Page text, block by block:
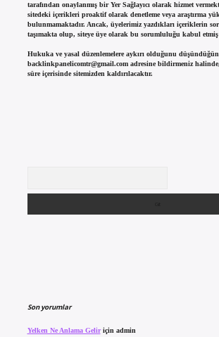
tarafından onaylanmış bir Yer Sağlayıcı olarak hizmet
sitedeki içerikleri proaktif olarak denetleme veya araştırma
bulunmamaktadır. Ancak, üyelerimiz yazdıkları içeriklerin
taşımakta olup, siteye üye olarak bu sorumluluğu kabul etmiş
Hukuka ve yasal düzenlemelere aykırı olduğunu
backlinkpanelicomtr@gmail.comadresine bildirmeniz
süre içerisinde sitemizden kaldırılacaktır.
Son yorumlar
Yelken Ne Anlama Geliriçin admin